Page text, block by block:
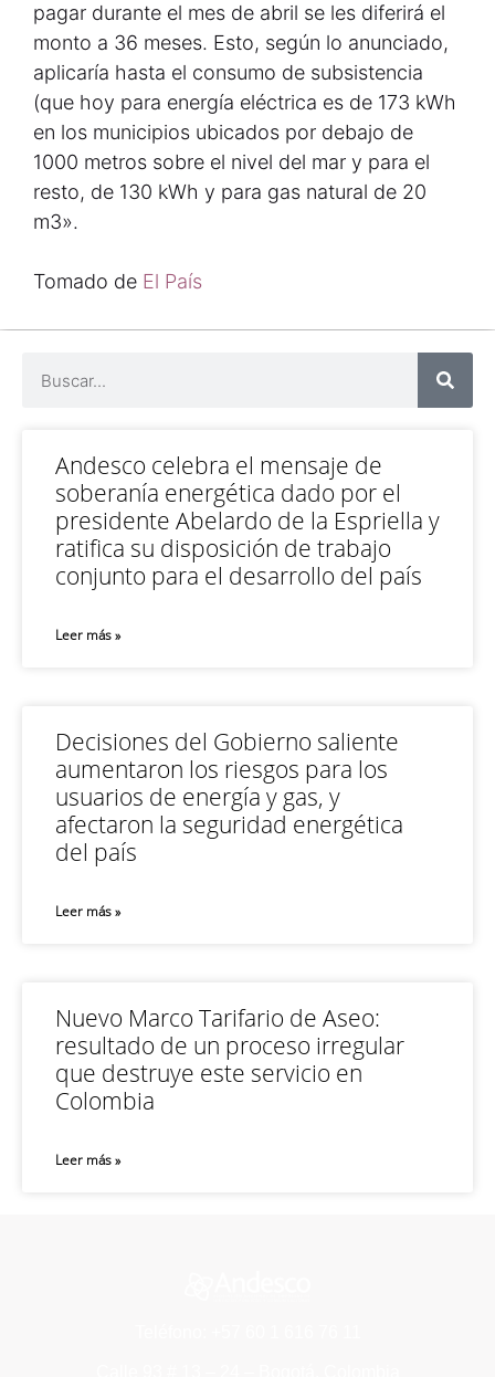
pagar durante el mes de abril se les diferirá el
monto a 36 meses. Esto, según lo anunciado,
aplicaría hasta el consumo de subsistencia
(que hoy para energía eléctrica es de 173 kWh
en los municipios ubicados por debajo de
1000 metros sobre el nivel del mar y para el
resto, de 130 kWh y para gas natural de 20
m3».
Tomado de El País
Andesco celebra el mensaje de
soberanía energética dado por el
presidente Abelardo de la Espriella y
ratifica su disposición de trabajo
conjunto para el desarrollo del país
Leer más »
Decisiones del Gobierno saliente
aumentaron los riesgos para los
usuarios de energía y gas, y
afectaron la seguridad energética
del país
Leer más »
Nuevo Marco Tarifario de Aseo:
resultado de un proceso irregular
que destruye este servicio en
Colombia
Leer más »